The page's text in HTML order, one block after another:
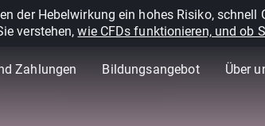
der Hebelwirkung ein hohes Risiko, schnell
verstehen,wie CFDs funktionieren, und ob
Zahlungen Bildungsangebot Über